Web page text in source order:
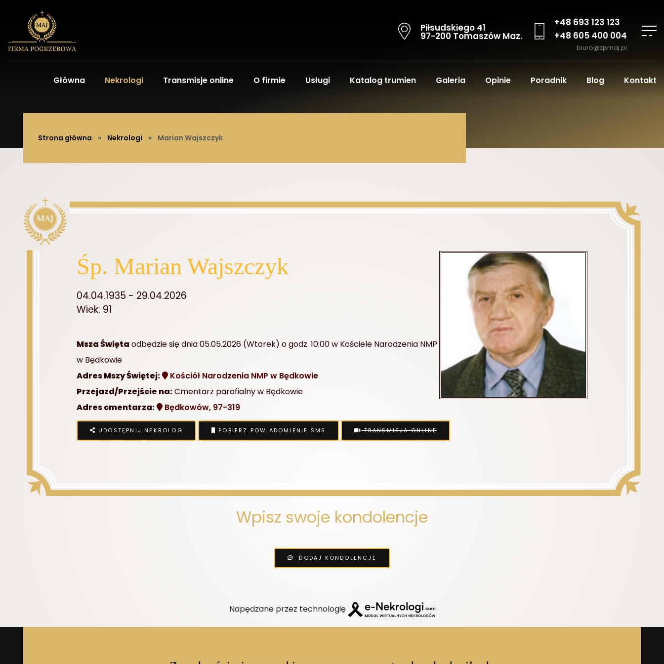
Piłsudskiego 41
97-200 Tomaszów Maz.
+48 693 123 123
+48 605 400 004
biuro@zpmaj.pl
Główna Nekrologi Transmisje online O firmie Usługi Katalog trumien Galeria Opinie Poradnik Blog Kontakt
Strona główna » Nekrologi » Marian Wajszczyk
Śp. Marian Wajszczyk
04.04.1935 - 29.04.2026
Wiek: 91
Msza Święta odbędzie się dnia 05.05.2026 (Wtorek) o godz. 10:00 w Kościele Narodzenia NMP
w Będkowie
Adres Mszy Świętej:
Kościół Narodzenia NMP w Będkowie
Przejazd/Przejście na:Cmentarz parafialny w Będkowie
Adres cmentarza:
Będkowów, 97-319
UDOSTĘPNIJ NEKROLOG POBIERZ POWIADOMIENIE SMS TRANSMISJA ONLINE
Wpisz swoje kondolencje
DODAJ KONDOLENCJE
Napędzane przez technologię